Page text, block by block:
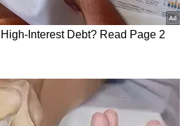
SIR: ಬೆಂಗಳೂರಿನಲ್ಲಿ 50 ಲಕ್ಷ
ವೋಟರ್ ಐಡಿ ಕಟ್?! ನಿಮ್ಮ